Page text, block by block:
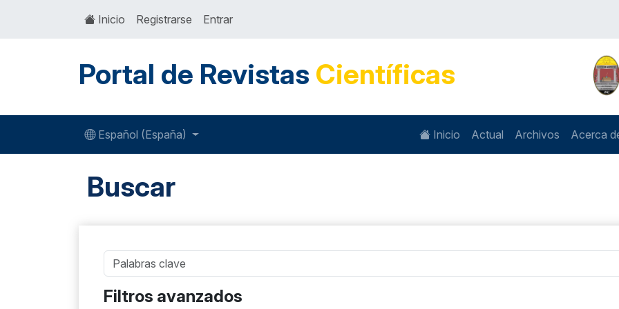
Inicio Registrarse Entrar
Portal de Revistas Científicas
Español (España) Inicio Actual Archivos Acerca
Buscar
Filtros avanzados